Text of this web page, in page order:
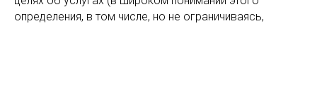
определения, в том числе, но не ограничиваясь,